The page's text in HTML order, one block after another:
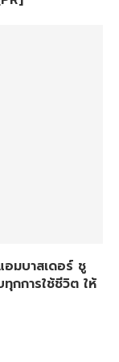
อมบาสเดอร์ ชู
กการใช้ชีวิต ให้